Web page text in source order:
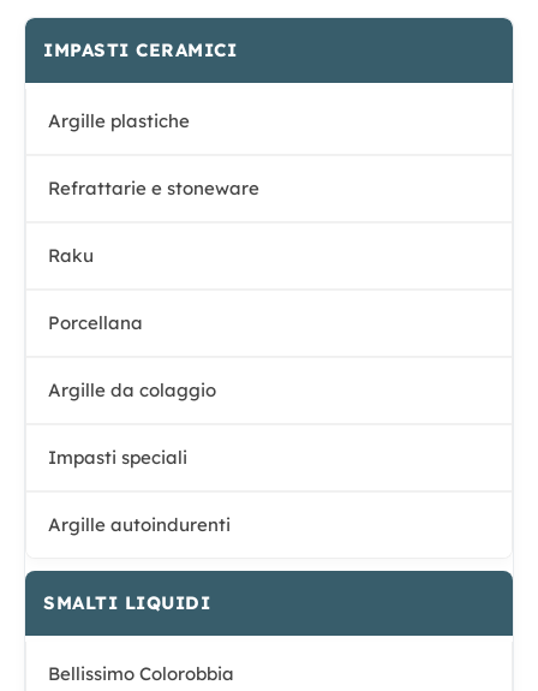
IMPASTI CERAMICI
Argille plastiche
Refrattarie e stoneware
Raku
Porcellana
Argille da colaggio
Impasti speciali
Argille autoindurenti
SMALTI LIQUIDI
Bellissimo Colorobbia